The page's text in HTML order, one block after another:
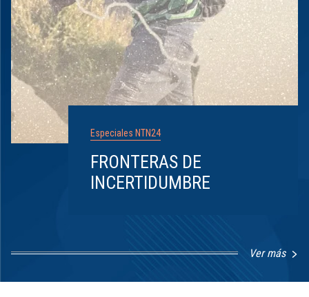
Especiales NTN24
FRONTERAS DE
INCERTIDUMBRE
Ver más